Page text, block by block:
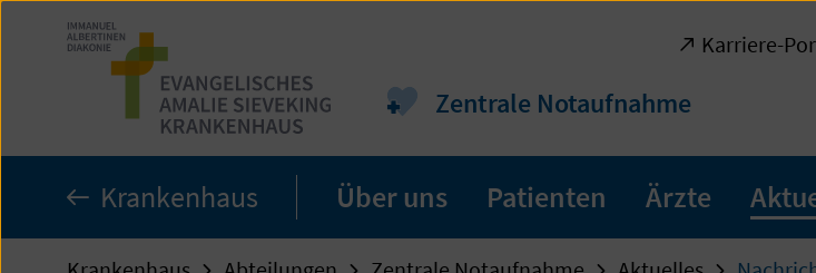
Zum
Seiteninhalt
Zentrale Notaufnahme
Karriere-
Krankenhaus Über uns Patienten Ärzte